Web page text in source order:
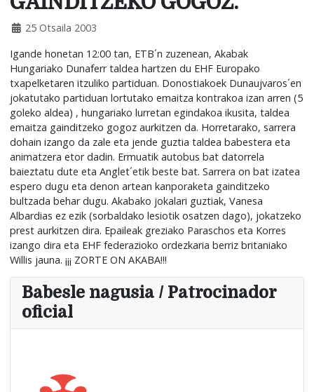
25 Otsaila 2003
Igande honetan 12:00 tan, ETB´n zuzenean, Akabak
Hungariako Dunaferr taldea hartzen du EHF Europako
txapelketaren itzuliko partiduan. Donostiakoek Dunaujvaros´en
jokatutako partiduan lortutako emaitza kontrakoa izan arren (5
goleko aldea) , hungariako lurretan egindakoa ikusita, taldea
emaitza gainditzeko gogoz aurkitzen da. Horretarako, sarrera
dohain izango da zale eta jende guztia taldea babestera eta
animatzera etor dadin. Ermuatik autobus bat datorrela
baieztatu dute eta Anglet´etik beste bat. Sarrera on bat izatea
espero dugu eta denon artean kanporaketa gainditzeko
bultzada behar dugu. Akabako jokalari guztiak, Vanesa
Albardias ez ezik (sorbaldako lesiotik osatzen dago), jokatzeko
prest aurkitzen dira. Epaileak greziako Paraschos eta Korres
izango dira eta EHF federazioko ordezkaria berriz britaniako
Willis jauna. ¡¡¡ ZORTE ON AKABA!!!
Babesle nagusia / Patrocinador
oficial